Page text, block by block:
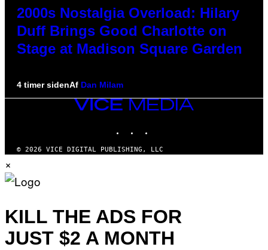
2000s Nostalgia Overload: Hilary
Duff Brings Good Charlotte on
Stage at Madison Square Garden
4 timer sidenAf Dan Milam
VICE
MEDIA
© 2026 VICE DIGITAL PUBLISHING, LLC
×
KILL THE ADS FOR
JUST $2 A MONTH